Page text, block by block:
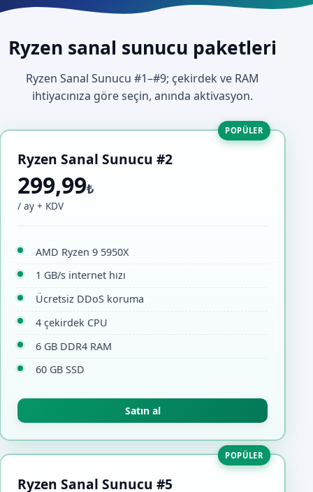
Ryzen sanal sunucu paketleri
Ryzen Sanal Sunucu #1–#9; çekirdek ve RAM
ihtiyacınıza göre seçin, anında aktivasyon.
POPÜLER
Ryzen Sanal Sunucu #2
299,99₺
/ ay + KDV
AMD Ryzen 9 5950X
1 GB/s internet hızı
Ücretsiz DDoS koruma
4 çekirdek CPU
6 GB DDR4 RAM
60 GB SSD
Satın al
POPÜLER
Ryzen Sanal Sunucu #5